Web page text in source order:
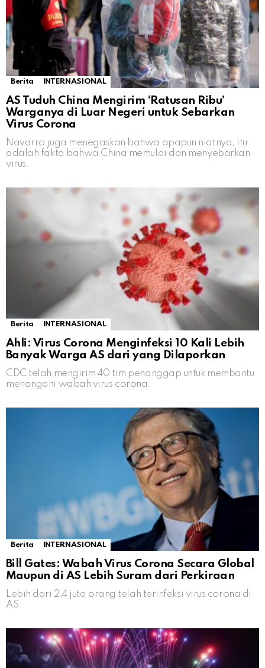
Berita INTERNASIONAL
AS Tuduh China Mengirim ‘Ratusan Ribu’
Warganya di Luar Negeri untuk Sebarkan
Virus Corona
Navarro juga menegaskan bahwa apapun niatnya, itu
adalah fakta bahwa China memulai dan menyebarkan
virus.
Berita INTERNASIONAL
Ahli: Virus Corona Menginfeksi 10 Kali Lebih
Banyak Warga AS dari yang Dilaporkan
CDC telah mengirim 40 tim penanggap untuk membantu
menangani wabah virus corona.
Berita INTERNASIONAL
Bill Gates: Wabah Virus Corona Secara Global
Maupun di AS Lebih Suram dari Perkiraan
Lebih dari 2,4 juta orang telah terinfeksi virus corona di
AS.